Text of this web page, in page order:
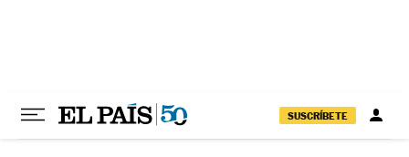
SUSCRÍBETE